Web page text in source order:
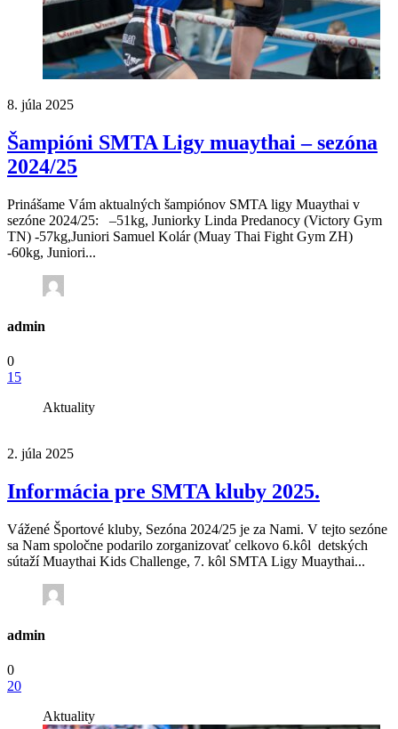
8. júla 2025
Šampióni SMTA Ligy muaythai – sezóna
2024/25
Prinášame Vám aktualných šampiónov SMTA ligy Muaythai v
sezóne 2024/25: –51kg, Juniorky Linda Predanocy (Victory Gym
TN) -57kg,Juniori Samuel Kolár (Muay Thai Fight Gym ZH)
-60kg, Juniori...
admin
0
15
Aktuality
2. júla 2025
Informácia pre SMTA kluby 2025.
Vážené Športové kluby, Sezóna 2024/25 je za Nami. V tejto sezóne
sa Nam spoločne podarilo zorganizovať celkovo 6.kôl detských
sútaží Muaythai Kids Challenge, 7. kôl SMTA Ligy Muaythai...
admin
0
20
Aktuality